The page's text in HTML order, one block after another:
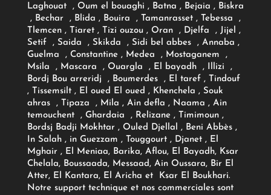
Laghouat , Oum el bouaghi , Batna , Bejaia , Biskra
, Bechar , Blida , Bouira , Tamanrasset , Tebessa ,
Tlemcen , Tiaret , Tizi ouzou , Oran , Djelfa , Jijel ,
Setif , Saida , Skikda , Sidi bel abbes , Annaba ,
Guelma , Constantine , Medea , Mostaganem ,
Msila , Mascara , Ouargla , El bayadh , Illizi ,
Bordj Bou arreridj , Boumerdes , El taref , Tindouf
, Tissemsilt , El oued El oued , Khenchela , Souk
ahras , Tipaza , Mila , Ain defla , Naama , Ain
temouchent , Ghardaia , Relizane , Timimoun ,
Bordsj Badji Mokhtar , Ouled Djellal , Beni Abbès ,
In Salah , in Guezzam , Touggourt , Djanet , El
Mghair , El Meniaa, Barika, Aflou, El Bayadh, Ksar
Chelala, Boussaada, Messaad, Ain Oussara, Bir El
Atter, El Kantara, El Aricha et Ksar El Boukhari.
Notre support technique et nos commerciales sont